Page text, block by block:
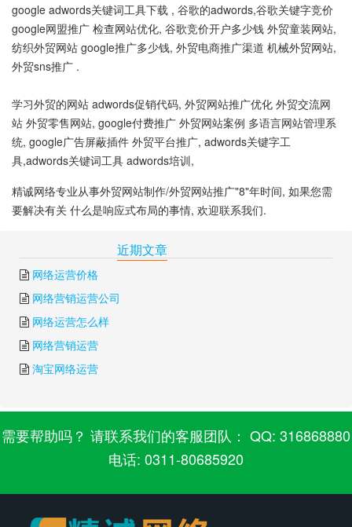
google adwords关键词工具下载 , 谷歌的adwords,谷歌关键字竞价
google网盟推广 检查网站优化, 谷歌竞价开户多少钱 外贸童装网站,
纺织外贸网站 google推广多少钱, 外贸电商推广渠道 机械外贸网站,
外贸sns推广 .
学习外贸的网站 adwords促销代码, 外贸网站推广优化 外贸交流网
站 外贸零售网站, google付费推广 外贸网站案例 多语言网站管理系
统, google广告屏蔽插件 外贸平台推广, adwords关键字工
具,adwords关键词工具 adwords培训,
精诚网络专业从事外贸网站制作/外贸网站推广"8"年时间, 如果您需
要解决有关 什么是响应式布局的事情, 欢迎联系我们.
近期文章
网络运营价格
网络营销运营公司
网络运营怎么样
网络营销运营
淘宝网络运营
需要帮助吗？ 请联系我们的客服团队： QQ: 316868880
电话: 0311-80685920